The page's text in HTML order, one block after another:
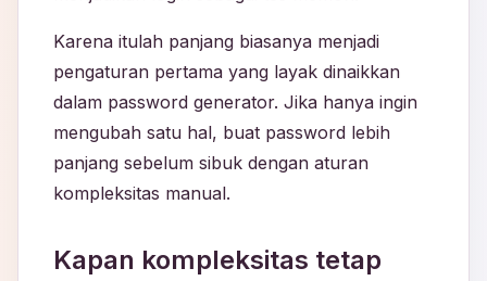
Karena itulah panjang biasanya menjadi
pengaturan pertama yang layak dinaikkan
dalam password generator. Jika hanya ingin
mengubah satu hal, buat password lebih
panjang sebelum sibuk dengan aturan
kompleksitas manual.
Kapan kompleksitas tetap